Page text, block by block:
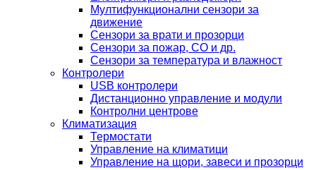
Мултифункционални сензори за
движение
Сензори за врати и прозорци
Сензори за пожар, CO и др.
Сензори за температура и влажност
Контролери
USB контролери
Дистанционно управление и модули
Контролни центрове
Климатизация
Термостати
Управление на климатици
Управление на щори, завеси и прозорци